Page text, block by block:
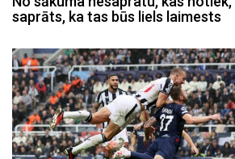
saprāts, ka tas būs liels laimests